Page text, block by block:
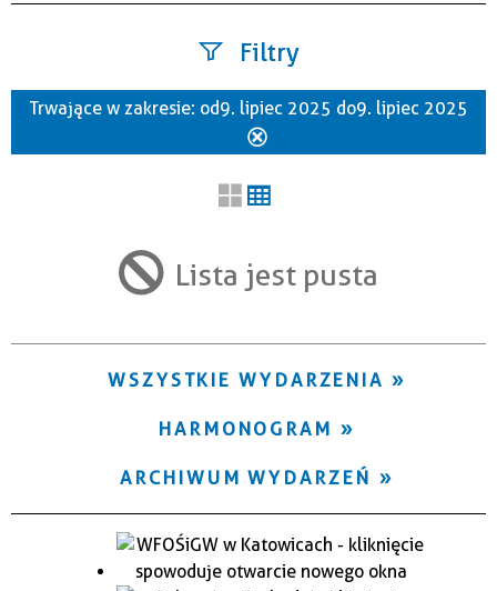
Filtry
Szukana fraza
Trwające w zakresie
Trwające w zakresie: od 9. lipiec 2025 do 9. lipiec 2025
filtr
Lista jest pusta
WSZYSTKIE WYDARZENIA
HARMONOGRAM
ARCHIWUM WYDARZEŃ